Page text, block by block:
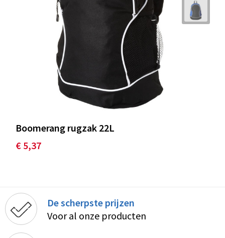
Boomerang rugzak 22L
€ 5,37
De scherpste prijzen
Voor al onze producten